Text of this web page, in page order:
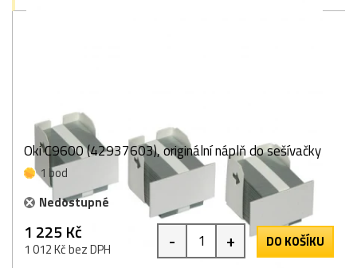
Oki C9600 (42937603), originální náplň do sešívačky
1 bod
Nedostupné
1 225 Kč
1 012 Kč bez DPH - + DO KOŠÍKU